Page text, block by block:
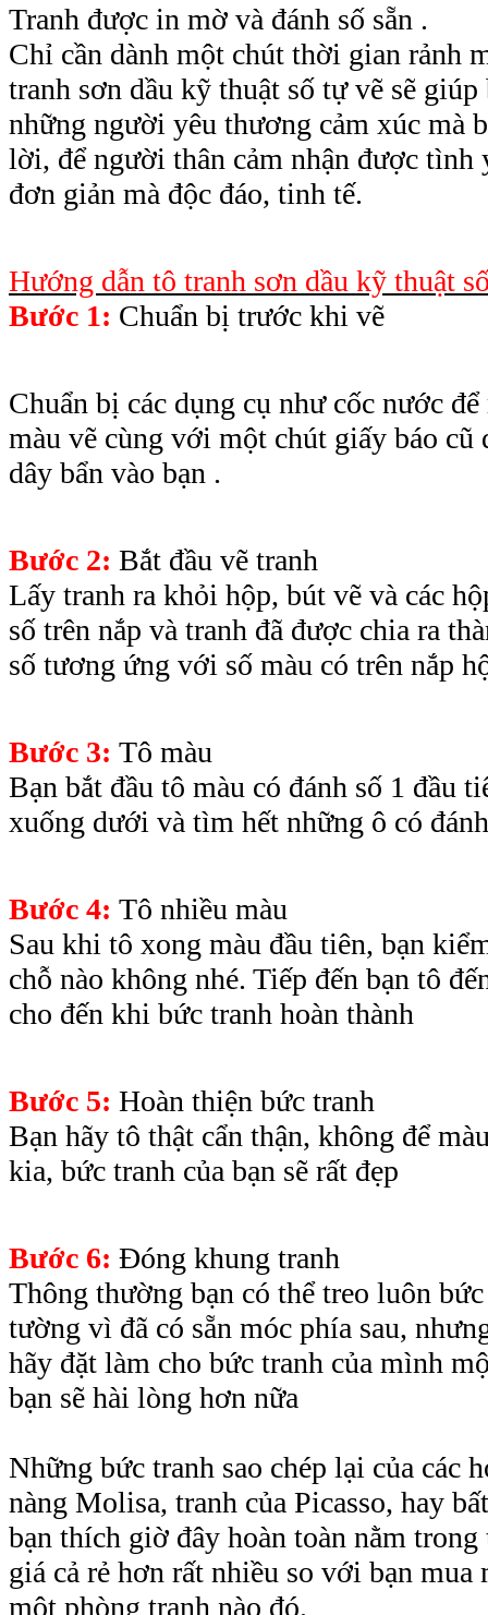
Tranh được in mờ và đánh số sẵn .
Chỉ cần dành một chút thời gian rảnh
tranh sơn dầu kỹ thuật số tự vẽ sẽ
những người yêu thương cảm xúc mà
lời, để người thân cảm nhận được tình
đơn giản mà độc đáo, tinh tế.
Hướng dẫn tô tranh sơn dầu kỹ thuật
Bước 1: Chuẩn bị trước khi vẽ
Chuẩn bị các dụng cụ như cốc nước
màu vẽ cùng với một chút giấy báo cũ
dây bẩn vào bạn .
Bước 2: Bắt đầu vẽ tranh
Lấy tranh ra khỏi hộp, bút vẽ và các
số trên nắp và tranh đã được chia ra
số tương ứng với số màu có trên nắp
Bước 3: Tô màu
Bạn bắt đầu tô màu có đánh số 1 đầu
xuống dưới và tìm hết những ô có
Bước 4: Tô nhiều màu
Sau khi tô xong màu đầu tiên, bạn
chỗ nào không nhé. Tiếp đến bạn tô
cho đến khi bức tranh hoàn thành
Bước 5: Hoàn thiện bức tranh
Bạn hãy tô thật cẩn thận, không để
kia, bức tranh của bạn sẽ rất đẹp
Bước 6: Đóng khung tranh
Thông thường bạn có thể treo luôn
tường vì đã có sẵn móc phía sau,
hãy đặt làm cho bức tranh của mình
bạn sẽ hài lòng hơn nữa
Những bức tranh sao chép lại của các
nàng Molisa, tranh của Picasso, hay
bạn thích giờ đây hoàn toàn nằm
giá cả rẻ hơn rất nhiều so với bạn mua
một phòng tranh nào đó.